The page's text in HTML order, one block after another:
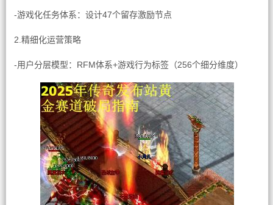
-游戏化任务体系：设计47个留存激励节点
2.精细化运营策略
-用户分层模型：RFM体系+游戏行为标签（256个细分维度）